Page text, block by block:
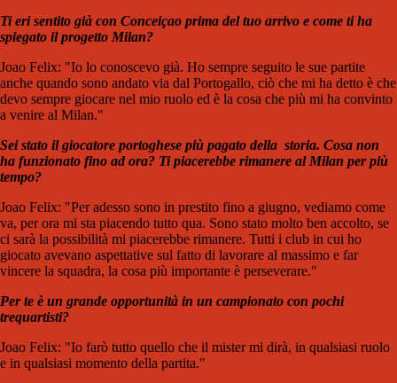
Ti eri sentito già con Conceiçao prima del tuo arrivo e come ti ha
spiegato il progetto Milan?
Joao Felix: "Io lo conoscevo già. Ho sempre seguito le sue partite
anche quando sono andato via dal Portogallo, ciò che mi ha detto è che
devo sempre giocare nel mio ruolo ed è la cosa che più mi ha convinto
a venire al Milan."
Sei stato il giocatore portoghese più pagato della storia. Cosa non
ha funzionato fino ad ora? Ti piacerebbe rimanere al Milan per più
tempo?
Joao Felix: "Per adesso sono in prestito fino a giugno, vediamo come
va, per ora mi sta piacendo tutto qua. Sono stato molto ben accolto, se
ci sarà la possibilità mi piacerebbe rimanere. Tutti i club in cui ho
giocato avevano aspettative sul fatto di lavorare al massimo e far
vincere la squadra, la cosa più importante è perseverare."
Per te è un grande opportunità in un campionato con pochi
trequartisti?
Joao Felix: "Io farò tutto quello che il mister mi dirà, in qualsiasi ruolo
e in qualsiasi momento della partita."